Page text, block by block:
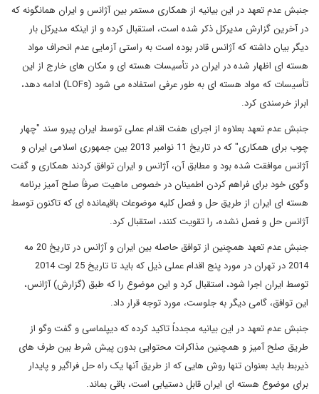
جنبش عدم تعهد در این بیانیه از همکاری مستمر بین آژانس و ایران همانگونه که
در آخرین گزارش مدیرکل ذکر شده است، استقبال کرده و از اینکه مدیرکل بار
دیگر بیان داشته که آژانس قادر بوده است به راستی آزمایی عدم انحراف مواد
هسته ای اظهار شده در ایران در تأسیسات هسته ای و مکان های خارج از این
تأسیسات که مواد هسته ای به طور عرفی استفاده می شود (LOFs) ادامه دهد،
ابراز خرسندی کرد.
جنبش عدم تعهد بعلاوه از اجرای هفت اقدام عملی توسط ایران پیرو سند "چهار
چوب برای همکاری" که در تاریخ 11 نوامبر 2013 بین جمهوری اسلامی ایران و
آژانس موافقت شده بود و مطابق آن، آژانس و ایران توافق کردند همکاری و گفت
وگوی خود برای فراهم کردن اطمینان در خصوص ماهیت صرفاً صلح آمیز برنامه
هسته ای ایران از طریق حل و فصل کلیه موضوعات باقیمانده ای که تاکنون توسط
آژانس حل و فصل نشده، را تقویت کنند، استقبال کرد.
جنبش عدم تعهد همچنین از توافق حاصله بین ایران و آژانس در تاریخ 20 مه
2014 در تهران در مورد پنج اقدام عملی ذیل که باید تا تاریخ 25 اوت 2014
توسط ایران اجرا شود، استقبال کرد و این موضوع را که طبق (گزارش) آژانس،
این توافق، گامی دیگر به جلوست، مورد توجه قرار داد.
جنبش عدم تعهد در این بیانیه مجدداً تاکید کرده که دیپلماسی و گفت وگو از
طریق صلح آمیز و همچنین مذاکرات محتوایی بدون پیش شرط بین طرف های
ذیربط باید بعنوان تنها روش هایی که از طریق آنها یک راه حل فراگیر و پایدار
برای موضوع هسته ای ایران قابل دستیابی است، باقی بماند.